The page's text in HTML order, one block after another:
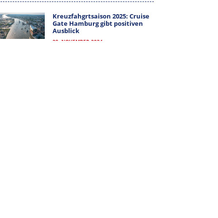
Kreuzfahgrtsaison 2025: Cruise
Gate Hamburg gibt positiven
Ausblick
28. NOVEMBER 2024
MITGLIEDER-LOGIN